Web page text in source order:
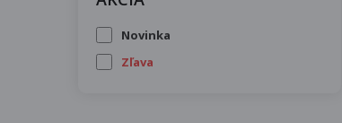
Novinka
Zľava